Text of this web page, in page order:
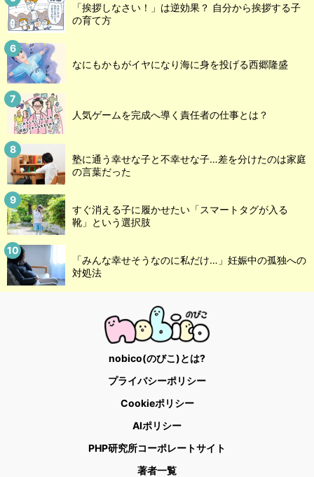
「挨拶しなさい！」は逆効果？ 自分から挨拶する子
の育て方
なにもかもがイヤになり海に身を投げる西郷隆盛
人気ゲームを完成へ導く責任者の仕事とは？
塾に通う幸せな子と不幸せな子…差を分けたのは家庭
の言葉だった
すぐ消える子に履かせたい「スマートタグが入る
靴」という選択肢
「みんな幸せそうなのに私だけ…」妊娠中の孤独への
対処法
nobico(のびこ)とは?
プライバシーポリシー
Cookieポリシー
AIポリシー
PHP研究所コーポレートサイト
著者一覧